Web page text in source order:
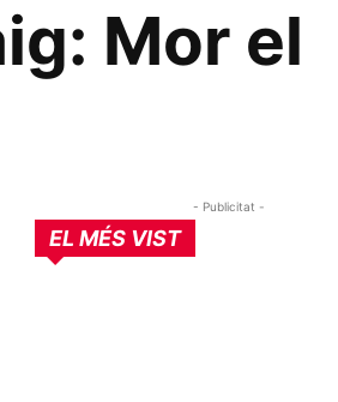
Mor el
- Publicitat -
EL MÉS VIST